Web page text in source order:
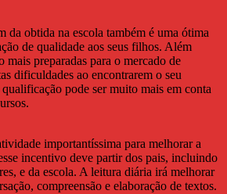
da obtida na escola também é uma ótima
de qualidade aos seus filhos. Além
mais preparadas para o mercado de
dificuldades ao encontrarem o seu
pode ser muito mais em conta
importantíssima para melhorar a
incentivo deve partir dos pais, incluindo
e da escola. A leitura diária irá melhorar
compreensão e elaboração de textos.